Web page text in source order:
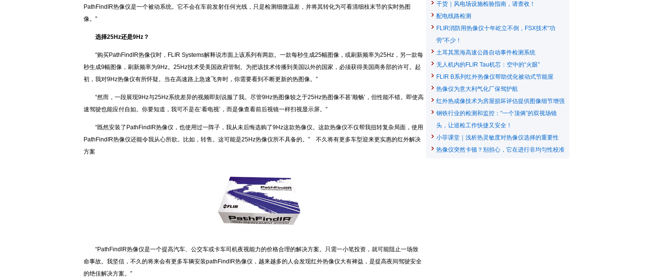
PathFindIR热像仪是一个被动系统。它不会在车前发射任何光线，只是检测细微温差，并将其转化为可看清细枝末节的实时热图
像。”
选择25Hz还是9Hz？
“购买PathFindIR热像仪时，FLIR Systems解释说市面上该系列有两款。一款每秒生成25幅图像，或刷新频率为25Hz，另一款每
秒生成9幅图像，刷新频率为9Hz。25Hz技术受美国政府管制。为把该技术传播到美国以外的国家，必须获得美国商务部的许可。起
初，我对9Hz热像仪有所怀疑。当在高速路上急速飞奔时，你需要看到不断更新的热图像。”
“然而，一段展现9Hz与25Hz系统差异的视频即刻说服了我。尽管9Hz热图像较之于25Hz热图像不甚‘顺畅’，但性能不错。即使高
速驾驶也能应付自如。你要知道，我可不是在‘看电视’，而是像查看前后视镜一样扫视显示屏。”
“既然安装了PathFindIR热像仪，也使用过一阵子，我从未后悔选购了9Hz这款热像仪。这款热像仪不仅帮我扭转复杂局面，使用
PathFindIR热像仪还能令我从心所欲。比如，转售。这可能是25Hz热像仪所不具备的。” 不久将有更多车型迎来更实惠的红外解决
方案
“PathFindIR热像仪是一个提高汽车、公交车或卡车司机夜视能力的价格合理的解决方案。只需一小笔投资，就可能阻止一场致
命事故。我坚信，不久的将来会有更多车辆安装pathFindIR热像仪，越来越多的人会发现红外热像仪大有裨益，是提高夜间驾驶安全
的绝佳解决方案。”
干货｜风电场设施检验指南，请查收！
配电线路检测
FLIR消防用热像仪十年屹立不倒，FSX技术“功
劳”不少！
土耳其黑海高速公路自动事件检测系统
无人机内的FLIR Tau机芯：空中的“火眼”
FLIR B系列红外热像仪帮助优化被动式节能屋
热像仪为意大利气化厂保驾护航
红外热成像技术为房屋损坏评估提供图像细节增强
钢铁行业的检测和监控：“一个顶俩”的双视场镜
头，让巡检工作快捷又安全！
小菲课堂｜浅析热灵敏度对热像仪选择的重要性
热像仪突然卡顿？别担心，它在进行非均匀性校准